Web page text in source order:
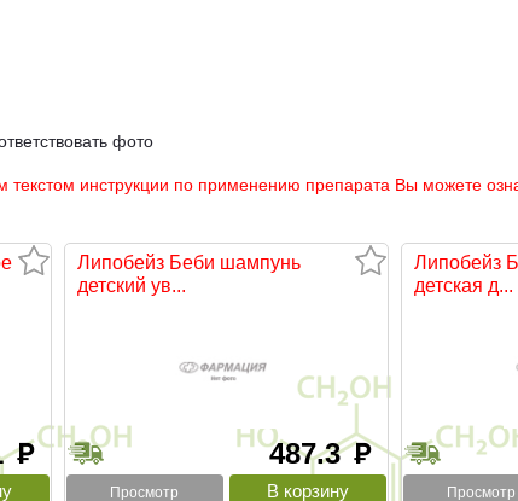
фото
инструкции по применению препарата Вы можете
руб
Липобейз Беби шампунь
детский ув...
487.3руб
Просмотр
Липобейз
детская д...
Просмотр